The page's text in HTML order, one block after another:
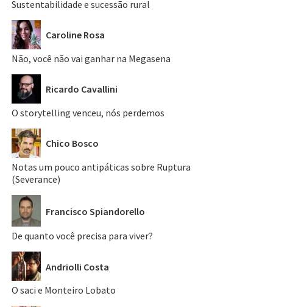
Sustentabilidade e sucessão rural
Caroline Rosa
Não, você não vai ganhar na Megasena
Ricardo Cavallini
O storytelling venceu, nós perdemos
Chico Bosco
Notas um pouco antipáticas sobre Ruptura
(Severance)
Francisco Spiandorello
De quanto você precisa para viver?
Andriolli Costa
O saci e Monteiro Lobato